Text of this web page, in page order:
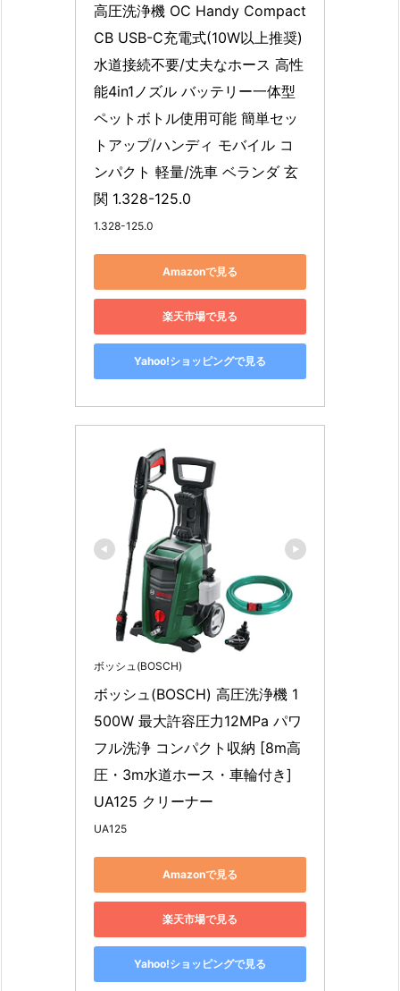
高圧洗浄機 OC Handy Compact
CB USB-C充電式(10W以上推奨)
水道接続不要/丈夫なホース 高性
能4in1ノズル バッテリー一体型
ペットボトル使用可能 簡単セッ
トアップ/ハンディ モバイル コ
ンパクト 軽量/洗車 ベランダ 玄
関 1.328-125.0
1.328-125.0
Amazonで見る
楽天市場で見る
Yahoo!ショッピングで見る
ボッシュ(BOSCH)
ボッシュ(BOSCH) 高圧洗浄機 1
500W 最大許容圧力12MPa パワ
フル洗浄 コンパクト収納 [8m高
圧・3m水道ホース・車輪付き]
UA125 クリーナー
UA125
Amazonで見る
楽天市場で見る
Yahoo!ショッピングで見る